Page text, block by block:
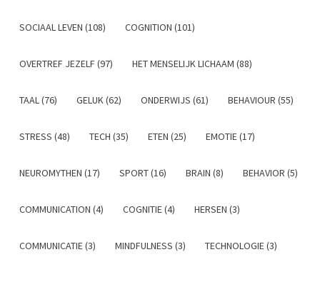
SOCIAAL LEVEN (108) COGNITION (101)
OVERTREF JEZELF (97) HET MENSELIJK LICHAAM (88)
TAAL (76) GELUK (62) ONDERWIJS (61) BEHAVIOUR (55)
STRESS (48) TECH (35) ETEN (25) EMOTIE (17)
NEUROMYTHEN (17) SPORT (16) BRAIN (8) BEHAVIOR (5)
COMMUNICATION (4) COGNITIE (4) HERSEN (3)
COMMUNICATIE (3) MINDFULNESS (3) TECHNOLOGIE (3)